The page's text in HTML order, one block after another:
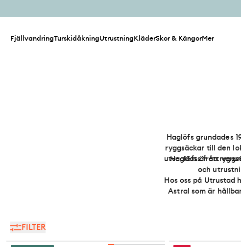
FjällvandringTurskidåkningUtrustningKläderSkor & KängorMer
Haglöfs grundades
ryggsäckar till den
utvecklats från
och
Haglöfs är ett
Hos oss på
Astral som är
FILTER